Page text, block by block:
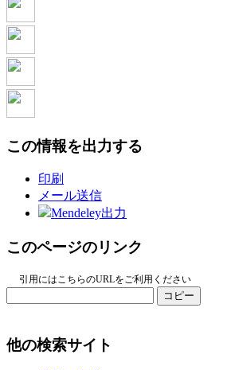
この情報を出力する
印刷
メール送信
Mendeley出力
このページのリンク
引用にはこちらのURLをご利用ください
コピー
他の検索サイト